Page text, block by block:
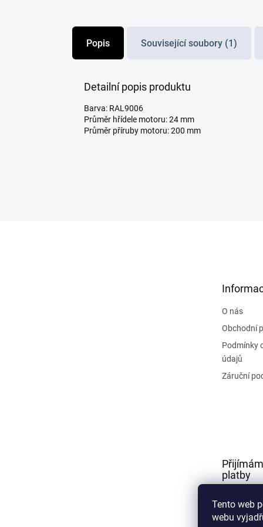
Tento web
webu
Popis Související soubory (1)
Detailní popis produktu
Barva: RAL9006
Průměr hřídele motoru: 24 mm
Průměr příruby motoru: 200 mm
O nás
Obchodní
Podmínky
údajů
Záruční
platby